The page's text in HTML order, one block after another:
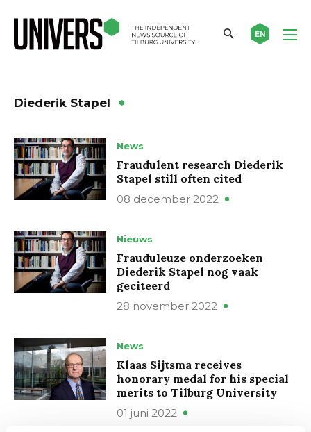
EN
Diederik Stapel
News
Fraudulent research Diederik
Stapel still often cited
08 december 2022
Nieuws
Frauduleuze onderzoeken
Diederik Stapel nog vaak
geciteerd
28 november 2022
News
Klaas Sijtsma receives
honorary medal for his special
merits to Tilburg University
01 juni 2022